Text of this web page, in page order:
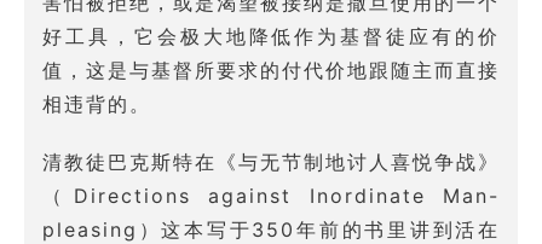
好工具，它会极大地降低作为基督徒应有的价
值，这是与基督所要求的付代价地跟随主而直接
相违背的。
清教徒巴克斯特在《与无节制地讨人喜悦争战》
（Directions against Inordinate Man-
pleasing）这本写于350年前的书里讲到活在